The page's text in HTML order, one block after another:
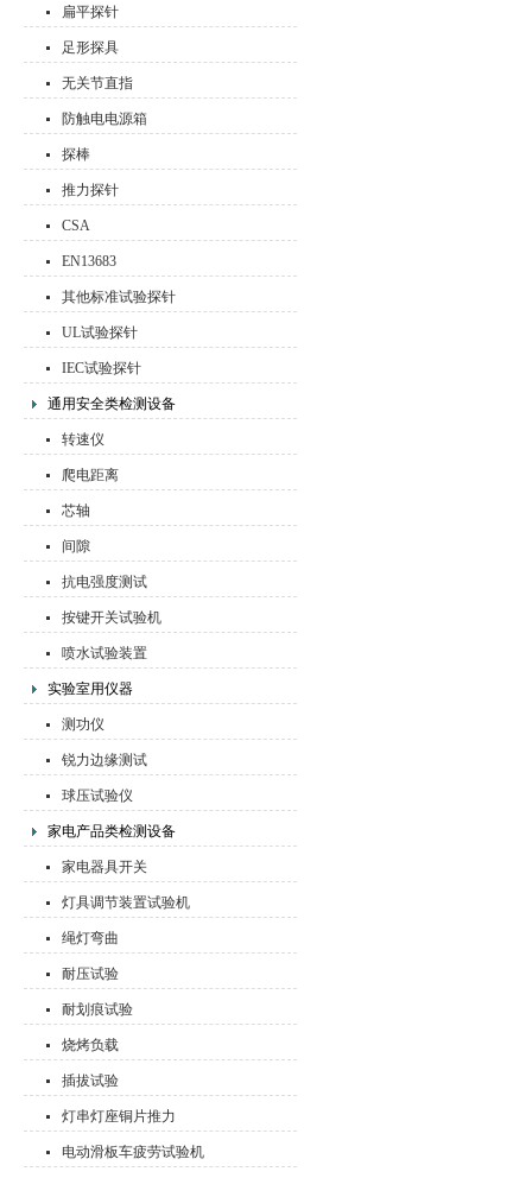
扁平探针
足形探具
无关节直指
防触电电源箱
探棒
推力探针
CSA
EN13683
其他标准试验探针
UL试验探针
IEC试验探针
通用安全类检测设备
转速仪
爬电距离
芯轴
间隙
抗电强度测试
按键开关试验机
喷水试验装置
实验室用仪器
测功仪
锐力边缘测试
球压试验仪
家电产品类检测设备
家电器具开关
灯具调节装置试验机
绳灯弯曲
耐压试验
耐划痕试验
烧烤负载
插拔试验
灯串灯座铜片推力
电动滑板车疲劳试验机